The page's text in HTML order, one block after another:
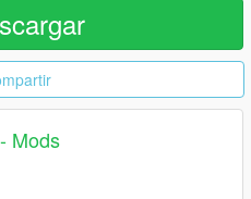
Mods